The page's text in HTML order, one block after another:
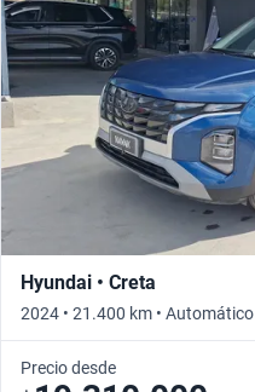
Hyundai • Creta
2024 • 21.400 km • Automático
Precio desde